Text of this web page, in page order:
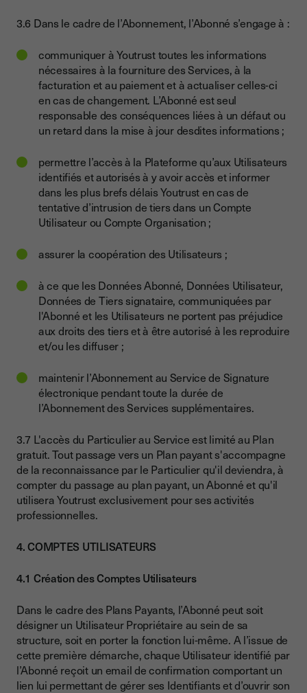
3.6 Dans le cadre de l’Abonnement, l’Abonné s’engage à :
communiquer à Youtrust toutes les informations
nécessaires à la fourniture des Services, à la
facturation et au paiement et à actualiser celles-ci
en cas de changement. L’Abonné est seul
responsable des conséquences liées à un défaut ou
un retard dans la mise à jour desdites informations ;
permettre l’accès à la Plateforme qu’aux Utilisateurs
identifiés et autorisés à y avoir accès et informer
dans les plus brefs délais Youtrust en cas de
tentative d’intrusion de tiers dans un Compte
Utilisateur ou Compte Organisation ;
assurer la coopération des Utilisateurs ;
à ce que les Données Abonné, Données Utilisateur,
Données de Tiers signataire, communiquées par
l'Abonné et les Utilisateurs ne portent pas préjudice
aux droits des tiers et à être autorisé à les reproduire
et/ou les diffuser ;
maintenir l’Abonnement au Service de Signature
électronique pendant toute la durée de
l’Abonnement des Services supplémentaires.
3.7 L'accès du Particulier au Service est limité au Plan
gratuit. Tout passage vers un Plan payant s'accompagne
de la reconnaissance par le Particulier qu'il deviendra, à
compter du passage au plan payant, un Abonné et qu'il
utilisera Youtrust exclusivement pour ses activités
professionnelles.
4. COMPTES UTILISATEURS
4.1 Création des Comptes Utilisateurs
Dans le cadre des Plans Payants, l’Abonné peut soit
désigner un Utilisateur Propriétaire au sein de sa
structure, soit en porter la fonction lui-même. A l’issue de
cette première démarche, chaque Utilisateur identifié par
l’Abonné reçoit un email de confirmation comportant un
lien lui permettant de gérer ses Identifiants et d’ouvrir son